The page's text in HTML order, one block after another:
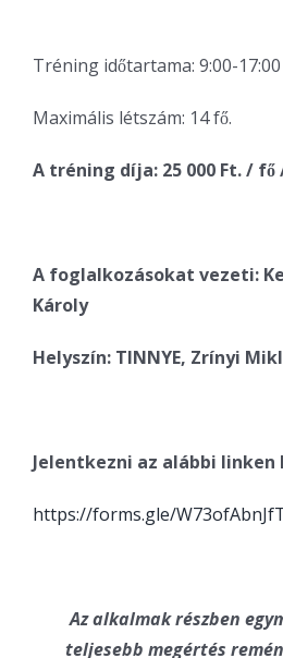
Tréning időtartama: 9:00-17:00
Maximális létszám: 14 fő.
A tréning díja: 25 000 Ft. /
A foglalkozásokat vezeti:
Károly
Helyszín: TINNYE, Zrínyi
Jelentkezni az alábbi linken
https://forms.gle/
Az alkalmak részben
teljesebb megértés